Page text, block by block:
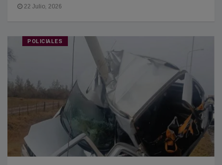
22 Julio, 2026
POLICIALES